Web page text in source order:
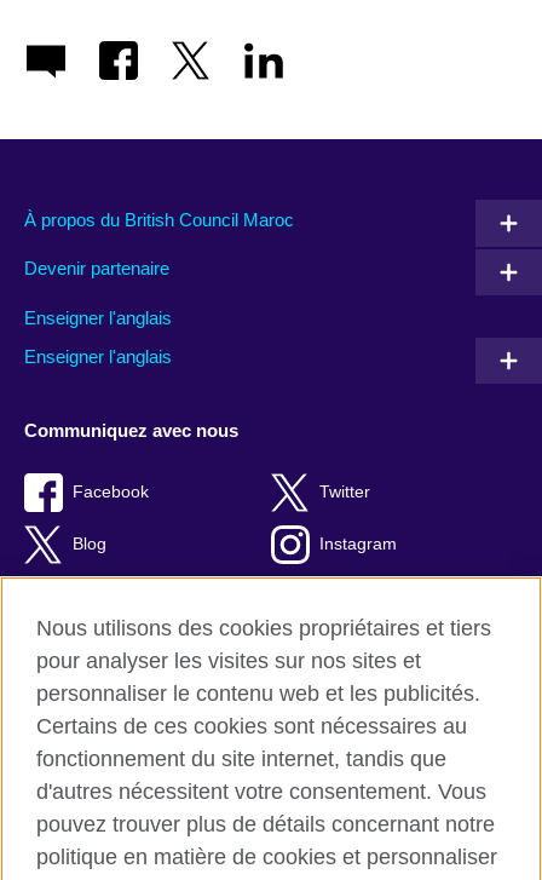
À propos du British Council Maroc
Devenir partenaire
Enseigner l'anglais
Enseigner l'anglais
Communiquez avec nous
Facebook Twitter
Blog Instagram
British Council Global
Confidentialité et conditions d'utilisation
Cookies
Plan du site
Nous utilisons des cookies propriétaires et tiers
pour analyser les visites sur nos sites et
personnaliser le contenu web et les publicités.
Certains de ces cookies sont nécessaires au
fonctionnement du site internet, tandis que
d'autres nécessitent votre consentement. Vous
pouvez trouver plus de détails concernant notre
politique en matière de cookies et personnaliser